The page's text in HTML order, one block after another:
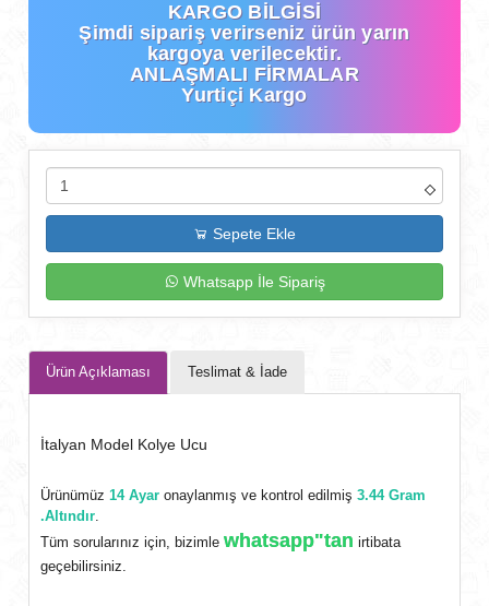
KARGO BİLGİSİ
Şimdi sipariş verirseniz ürün yarın
kargoya verilecektir.
ANLAŞMALI FİRMALAR
Yurtiçi Kargo
Sepete Ekle
Whatsapp İle Sipariş
Ürün Açıklaması Teslimat & İade
İtalyan Model Kolye Ucu
Ürünümüz14 Ayar onaylanmış ve kontrol edilmiş3.44 Gram
.Altındır.
Tüm sorularınız için, bizimlewhatsapp"tan irtibata
geçebilirsiniz.